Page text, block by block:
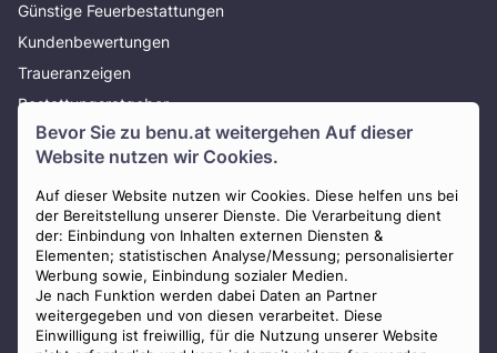
Bevor Sie zu benu.at weitergehen Auf dieser
Website nutzen wir Cookies.
Auf dieser Website nutzen wir Cookies. Diese helfen uns bei
der Bereitstellung unserer Dienste. Die Verarbeitung dient
der: Einbindung von Inhalten externen Diensten &
Elementen; statistischen Analyse/Messung; personalisierter
Werbung sowie, Einbindung sozialer Medien.
Je nach Funktion werden dabei Daten an Partner
weitergegeben und von diesen verarbeitet. Diese
Einwilligung ist freiwillig, für die Nutzung unserer Website
Günstige Feuerbestattungen
Kundenbewertungen
Traueranzeigen
Bestattungsratgeber
Über uns
Presse
AGB
Impressum
Datenschutz
Widerrufsbelehrung
Zahlungsmöglichkeiten